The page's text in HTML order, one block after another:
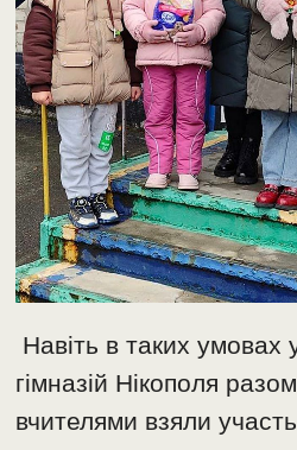
Навіть в таких умовах
гімназій Нікополя
вчителями взяли